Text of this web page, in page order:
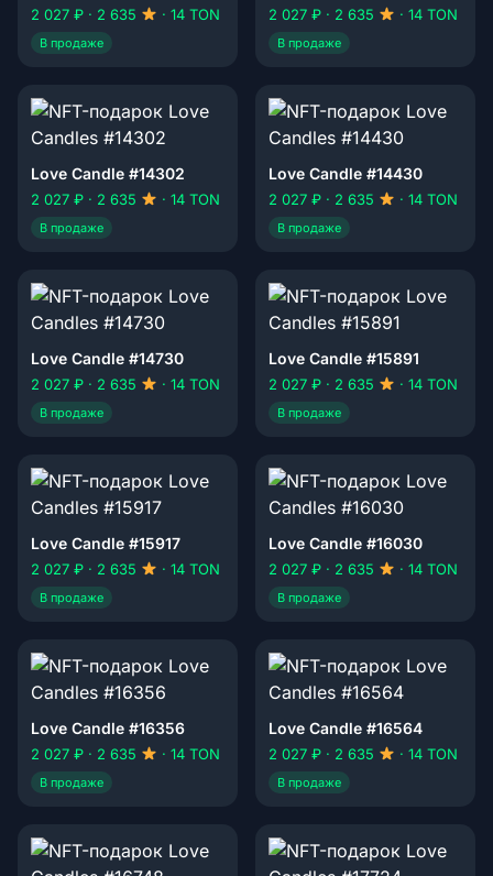
2 027 ₽ · 2 635 · 14 TON
В продаже
2 027 ₽ · 2 635 · 14 TON
В продаже
Love Candle #14302
2 027 ₽ · 2 635 · 14 TON
В продаже
Love Candle #14430
2 027 ₽ · 2 635 · 14 TON
В продаже
Love Candle #14730
2 027 ₽ · 2 635 · 14 TON
В продаже
Love Candle #15891
2 027 ₽ · 2 635 · 14 TON
В продаже
Love Candle #15917
2 027 ₽ · 2 635 · 14 TON
В продаже
Love Candle #16030
2 027 ₽ · 2 635 · 14 TON
В продаже
Love Candle #16356
2 027 ₽ · 2 635 · 14 TON
В продаже
Love Candle #16564
2 027 ₽ · 2 635 · 14 TON
В продаже